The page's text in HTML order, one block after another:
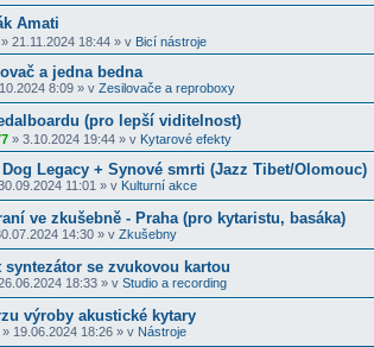
Amati
» 21.11.2024 18:44 » v Bicí nástroje
a jedna bedna
8:09 » v Zesilovače a reproboxy
(pro lepší viditelnost)
» 3.10.2024 19:44 » v Kytarové efekty
Dog Legacy + Synové smrti (Jazz Tibet/Olomouc)
11:01 » v Kulturní akce
ve zkušebně - Praha (pro kytaristu, basáka)
14:30 » v Zkušebny
se zvukovou kartou
18:33 » v Studio a recording
výroby akustické kytary
» 19.06.2024 18:26 » v Nástroje